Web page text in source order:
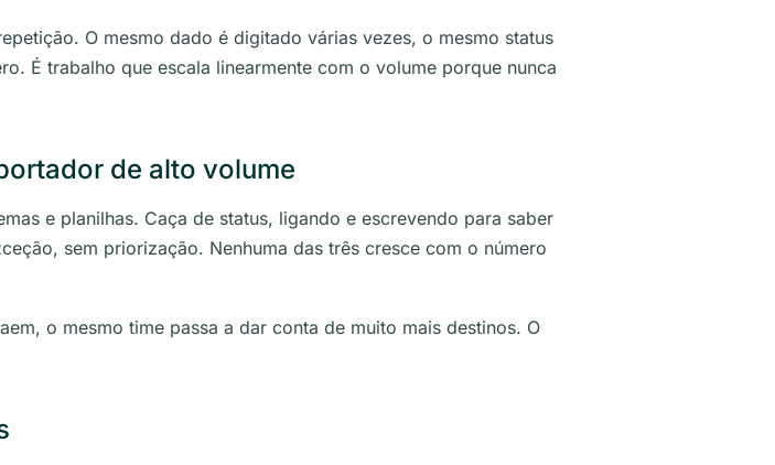
O mesmo dado é digitado várias vezes, o mesmo status
É trabalho que escala linearmente com o volume porque nunca
de alto volume
e planilhas. Caça de status, ligando e escrevendo para saber
sem priorização. Nenhuma das três cresce com o número
o mesmo time passa a dar conta de muito mais destinos. O